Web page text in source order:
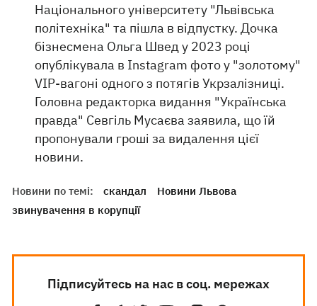
Національного університету "Львівська
політехніка" та пішла в відпустку. Дочка
бізнесмена Ольга Швед у 2023 році
опублікувала в Instagram фото у "золотому"
VIP-вагоні одного з потягів Укрзалізниці.
Головна редакторка видання "Українська
правда" Севгіль Мусаєва заявила, що їй
пропонували гроші за видалення цієї
новини.
Новини по темі: скандал
Новини Львова
звинувачення в корупції
Підписуйтесь на нас в соц. мережах